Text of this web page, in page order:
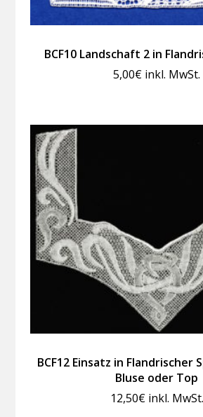
BCF10 Landschaft 2 in
5,00€ inkl. MwSt.
BCF12 Einsatz in Flandrischer
Bluse oder Top
12,50€ inkl. MwSt.